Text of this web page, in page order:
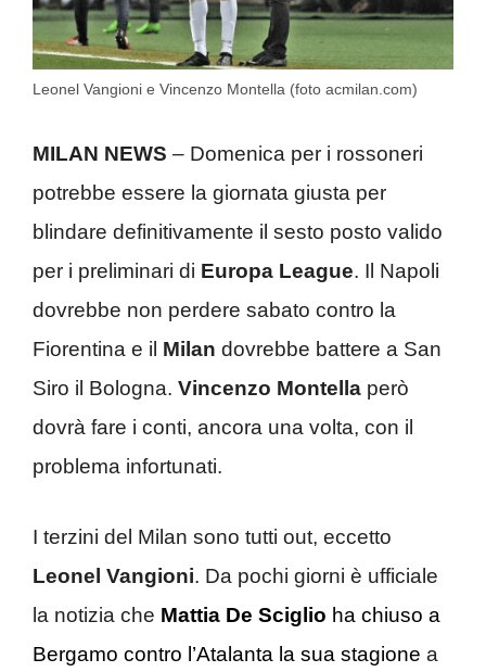
Leonel Vangioni e Vincenzo Montella (foto acmilan.com)
MILAN NEWS – Domenica per i rossoneri
potrebbe essere la giornata giusta per
blindare definitivamente il sesto posto valido
per i preliminari di Europa League. Il Napoli
dovrebbe non perdere sabato contro la
Fiorentina e il Milan dovrebbe battere a San
Siro il Bologna. Vincenzo Montella però
dovrà fare i conti, ancora una volta, con il
problema infortunati.
I terzini del Milan sono tutti out, eccetto
Leonel Vangioni. Da pochi giorni è ufficiale
la notizia che Mattia De Sciglio ha chiuso a
Bergamo contro l’Atalanta la sua stagione a